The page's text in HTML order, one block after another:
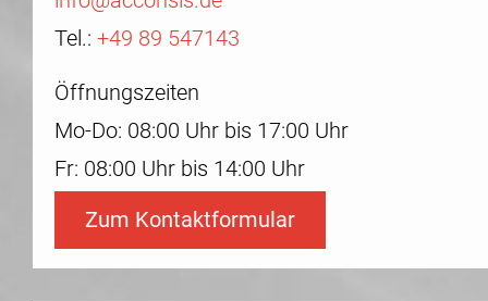
Tel.: +49 89 547143
Öffnungszeiten
Mo-Do: 08:00 Uhr bis 17:00 Uhr
Fr: 08:00 Uhr bis 14:00 Uhr
Zum Kontaktformular